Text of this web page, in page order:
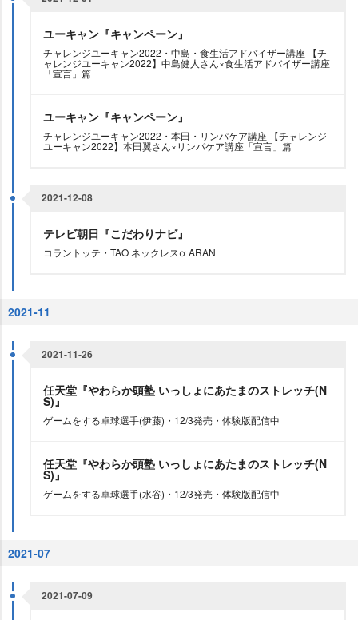
ユーキャン『キャンペーン』
チャレンジユーキャン2022・中島・食生活アドバイザー講座 【チ
ャレンジユーキャン2022】中島健人さん×食生活アドバイザー講座
「宣言」篇
ユーキャン『キャンペーン』
チャレンジユーキャン2022・本田・リンパケア講座 【チャレンジ
ユーキャン2022】本田翼さん×リンパケア講座「宣言」篇
2021-12-08
テレビ朝日『こだわりナビ』
コラントッテ・TAO ネックレスα ARAN
2021-11
2021-11-26
任天堂『やわらか頭塾 いっしょにあたまのストレッチ(N
S)』
ゲームをする卓球選手(伊藤)・12/3発売・体験版配信中
任天堂『やわらか頭塾 いっしょにあたまのストレッチ(N
S)』
ゲームをする卓球選手(水谷)・12/3発売・体験版配信中
2021-07
2021-07-09